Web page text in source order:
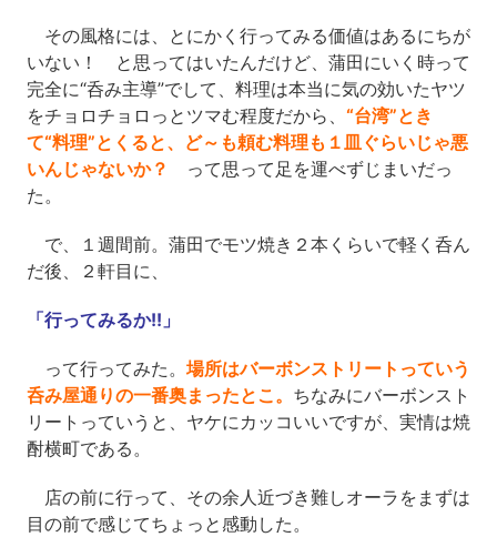
その風格には、とにかく行ってみる価値はあるにちが
いない！ と思ってはいたんだけど、蒲田にいく時って
完全に“呑み主導”でして、料理は本当に気の効いたヤツ
をチョロチョロっとツマむ程度だから、 “台湾”とき
て“料理”とくると、ど～も頼む料理も１皿ぐらいじゃ悪
いんじゃないか？
って思って足を運べずじまいだっ
た。
で、１週間前。蒲田でモツ焼き２本くらいで軽く呑ん
だ後、２軒目に、
「行ってみるか!!」
って行ってみた。 場所はバーボンストリートっていう
呑み屋通りの一番奥まったとこ。 ちなみにバーボンスト
リートっていうと、ヤケにカッコいいですが、実情は焼
酎横町である。
店の前に行って、その余人近づき難しオーラをまずは
目の前で感じてちょっと感動した。